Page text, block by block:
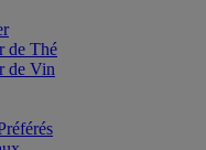
de Thé
de Vin